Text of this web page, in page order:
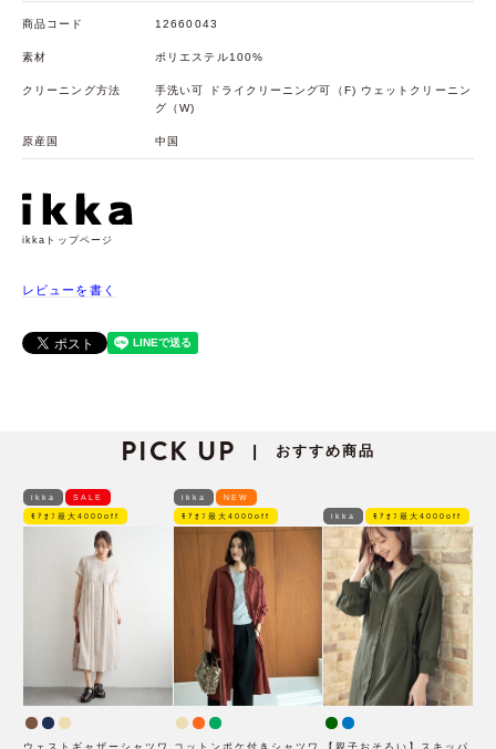
商品コード 12660043
素材 ポリエステル100%
クリーニング方法
手洗い可 ドライクリーニング可（F) ウェットクリーニン
グ（W)
原産国 中国
ikkaトップページ
レビューを書く
PICK UP | おすすめ商品
ikka SALE
ﾓｱｵﾌ最大4000off
ikka NEW
ﾓｱｵﾌ最大4000off ikka ﾓｱｵﾌ最大4000off